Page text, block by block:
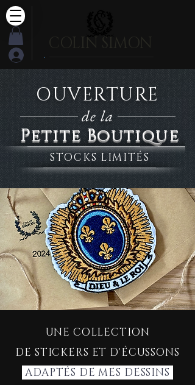
COLIN SIMON
.
OUVERTURE
de la
Petite Boutique
STOCKS LIMITÉS
UNE COLLECTION
DE STICKERS ET D'ÉCUSSONS
ADAPTÉS DE MES DESSINS